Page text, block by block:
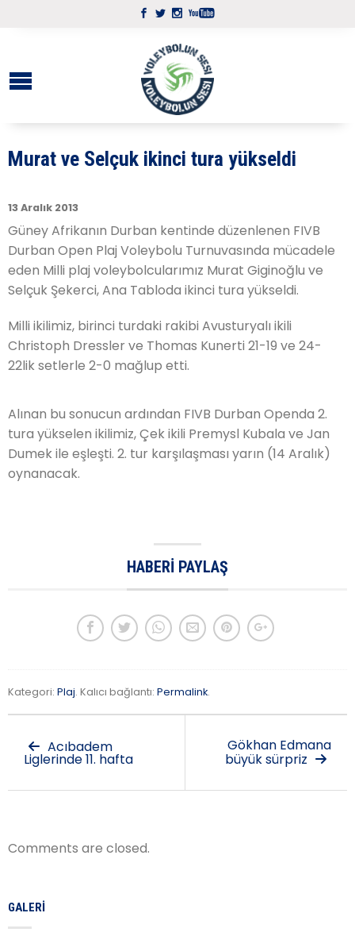
Murat ve Selçuk ikinci tura yükseldi
13 Aralık 2013
Güney Afrikanın Durban kentinde düzenlenen FIVB
Durban Open Plaj Voleybolu Turnuvasında mücadele
eden Milli plaj voleybolcularımız Murat Giginoğlu ve
Selçuk Şekerci, Ana Tabloda ikinci tura yükseldi.
Milli ikilimiz, birinci turdaki rakibi Avusturyalı ikili
Christoph Dressler ve Thomas Kunerti 21-19 ve 24-
22lik setlerle 2-0 mağlup etti.
Alınan bu sonucun ardından FIVB Durban Openda 2.
tura yükselen ikilimiz, Çek ikili Premysl Kubala ve Jan
Dumek ile eşleşti. 2. tur karşılaşması yarın (14 Aralık)
oynanacak.
HABERI PAYLAŞ
Kategori: Plaj. Kalıcı bağlantı: Permalink.
Acıbadem
Liglerinde 11. hafta
Gökhan Edmana
büyük sürpriz
Comments are closed.
GALERI